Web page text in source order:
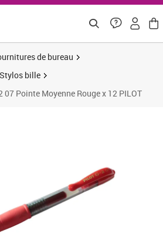
de bureau
Stylos bille
07 Pointe Moyenne Rouge x 12 PILOT